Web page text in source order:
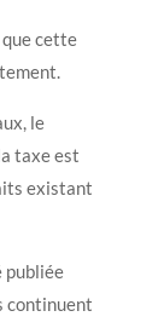
cette
le
taxe est
existant
publiée
continuent